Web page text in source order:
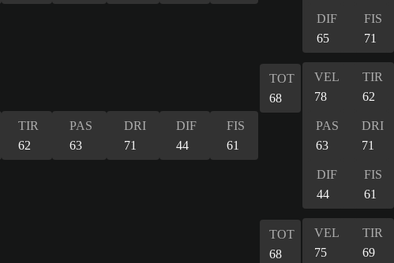
DIF
65
FIS
71
TIR
62
PAS
63
DRI
71
DIF
44
FIS
61
TOT
68
VEL
78
TIR
62
PAS
63
DRI
71
DIF
44
FIS
61
TOT
68
VEL
75
TIR
69